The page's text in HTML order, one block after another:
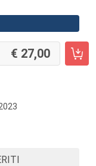
27,00